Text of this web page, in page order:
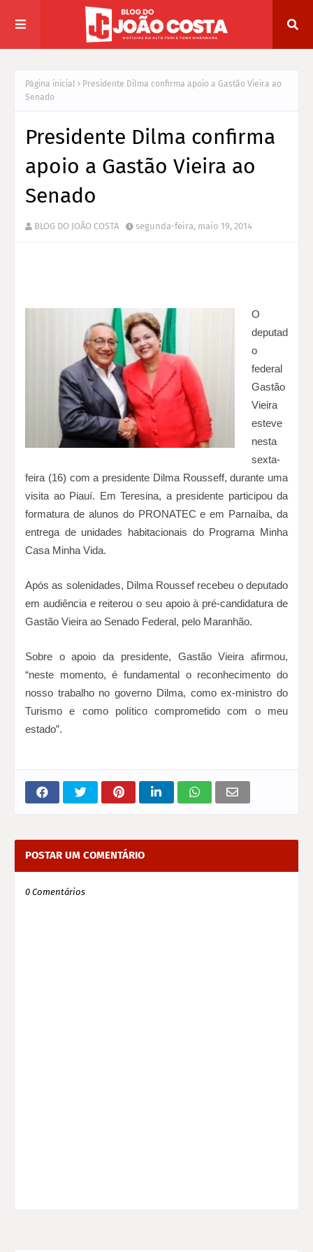
Página inicial
Presidente Dilma confirma apoio a Gastão Vieira ao
Senado
Presidente Dilma confirma
apoio a Gastão Vieira ao
Senado
BLOG DO JOÃO COSTA segunda-feira, maio 19, 2014
O
deputad
o
federal
Gastão
Vieira
esteve
nesta
sexta-
feira (16) com a presidente Dilma Rousseff, durante uma
visita ao Piauí. Em Teresina, a presidente participou da
formatura de alunos do PRONATEC e em Parnaíba, da
entrega de unidades habitacionais do Programa Minha
Casa Minha Vida.
Após as solenidades, Dilma Roussef recebeu o deputado
em audiência e reiterou o seu apoio à pré-candidatura de
Gastão Vieira ao Senado Federal, pelo Maranhão.
Sobre o apoio da presidente, Gastão Vieira afirmou,
“neste momento, é fundamental o reconhecimento do
nosso trabalho no governo Dilma, como ex-ministro do
Turismo e como político comprometido com o meu
estado”.
POSTAR UM COMENTÁRIO
0 Comentários